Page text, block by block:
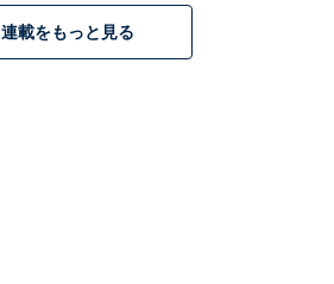
連載をもっと見る